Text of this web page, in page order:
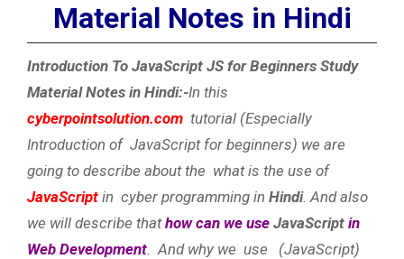
Material Notes in Hindi
Introduction To JavaScript JS for Beginners Study
Material Notes in Hindi:-In this
cyberpointsolution.com tutorial (Especially
Introduction of JavaScript for beginners) we are
going to describe about the what is the use of
JavaScript in cyber programming in Hindi. And also
we will describe thathow can we use JavaScript in
Web Development. And why we use (JavaScript)